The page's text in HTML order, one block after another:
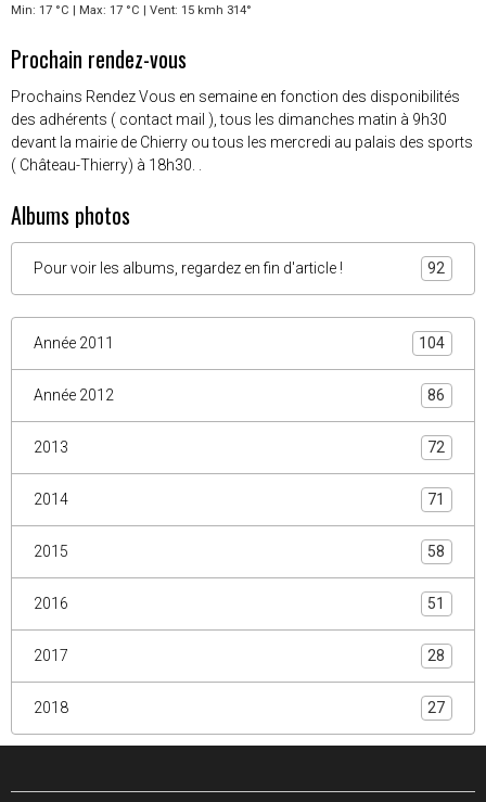
Min: 17 °C | Max: 17 °C | Vent: 15 kmh 314°
Prochain rendez-vous
Prochains Rendez Vous en semaine en fonction des disponibilités
des adhérents ( contact mail ), tous les dimanches matin à 9h30
devant la mairie de Chierry ou tous les mercredi au palais des sports
( Château-Thierry) à 18h30. .
Albums photos
Pour voir les albums, regardez en fin d'article ! 92
Année 2011 104
Année 2012 86
2013 72
2014 71
2015 58
2016 51
2017 28
2018 27